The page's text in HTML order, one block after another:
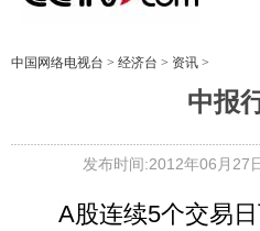
中国网络电视台 > 经济台 > 资讯 >
中报
发布时间:2012年06月27
A股连续5个交易日